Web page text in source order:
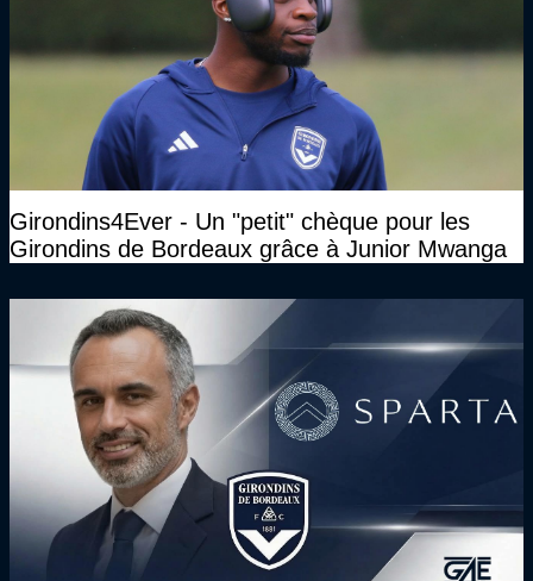
Girondins4Ever - Un "petit" chèque pour les
Girondins de Bordeaux grâce à Junior Mwanga